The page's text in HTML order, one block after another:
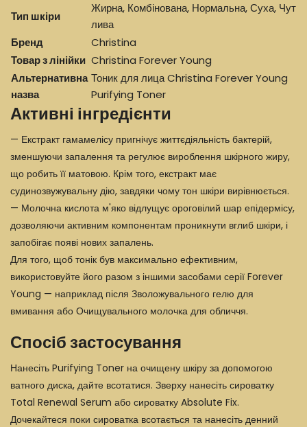
Тип шкіри
Жирна, Комбінована, Нормальна, Суха, Чут
лива
Бренд
Christina
Товар з лінійки Christina Forever Young
Альтернативна
назва
Тоник для лица Christina Forever Young
Purifying Toner
Активні інгредієнти
— Екстракт гамамелісу пригнічує життєдіяльність бактерій,
зменшуючи запалення та регулює вироблення шкірного жиру,
що робить її матовою. Крім того, екстракт має
судинозвужувальну дію, завдяки чому тон шкіри вирівнюється.
— Молочна кислота м'яко відлущує ороговілий шар епідермісу,
дозволяючи активним компонентам проникнути вглиб шкіри, і
запобігає появі нових запалень.
Для того, щоб тонік був максимально ефективним,
використовуйте його разом з іншими засобами серії Forever
Young — наприклад після Зволожувального гелю для
вмивання або Очищувального молочка для обличчя.
Спосіб застосування
Нанесіть Purifying Toner на очищену шкіру за допомогою
ватного диска, дайте всотатися. Зверху нанесіть сироватку
Total Renewal Serum або сироватку Absolute Fix.
Дочекайтеся поки сироватка всотається та нанесіть денний